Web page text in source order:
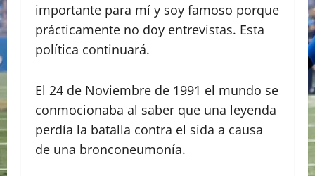
importante para mí y soy famoso porque
prácticamente no doy entrevistas. Esta
política continuará.
El 24 de Noviembre de 1991 el mundo se
conmocionaba al saber que una leyenda
perdía la batalla contra el sida a causa
de una bronconeumonía.